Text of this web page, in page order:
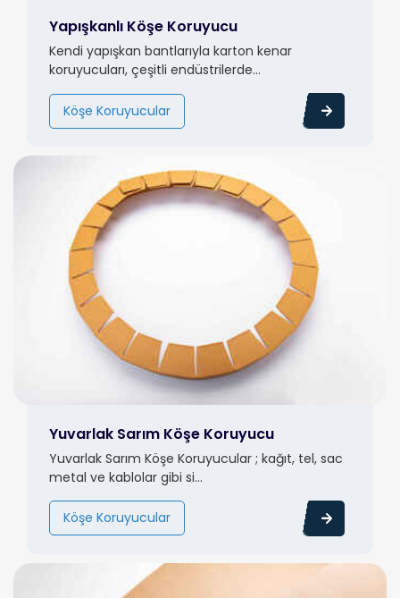
Yapışkanlı Köşe Koruyucu
Kendi yapışkan bantlarıyla karton kenar
koruyucuları, çeşitli endüstrilerde...
Köşe Koruyucular
Yuvarlak Sarım Köşe Koruyucu
Yuvarlak Sarım Köşe Koruyucular ; kağıt, tel, sac
metal ve kablolar gibi si...
Köşe Koruyucular